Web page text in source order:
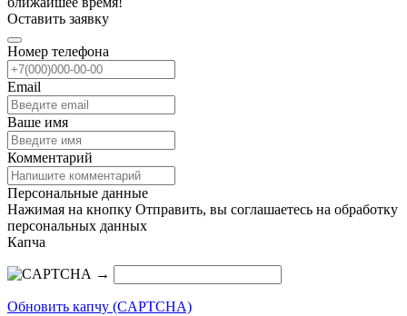
Оставить заявку
Номер телефона
Email
Ваше имя
Комментарий
Персональные данные
Нажимая на кнопку Отправить, вы соглашаетесь на обработку
персональных данных
Капча
→
Обновить капчу (CAPTCHA)